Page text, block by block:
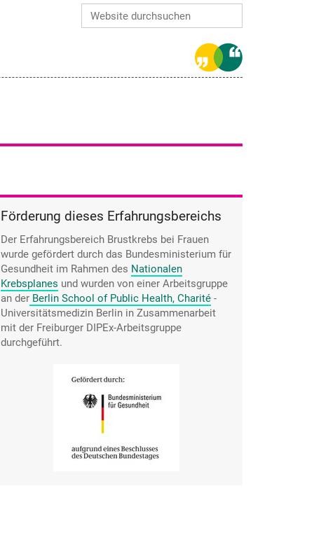
Erweiterte Suche…
Förderung dieses Erfahrungsbereichs
Der Erfahrungsbereich Brustkrebs bei Frauen
wurde gefördert durch das Bundesministerium für
Gesundheit im Rahmen des Nationalen
Krebsplanes und wurden von einer Arbeitsgruppe
an der Berlin School of Public Health, Charité -
Universitätsmedizin Berlin in Zusammenarbeit
mit der Freiburger DIPEx-Arbeitsgruppe
durchgeführt.